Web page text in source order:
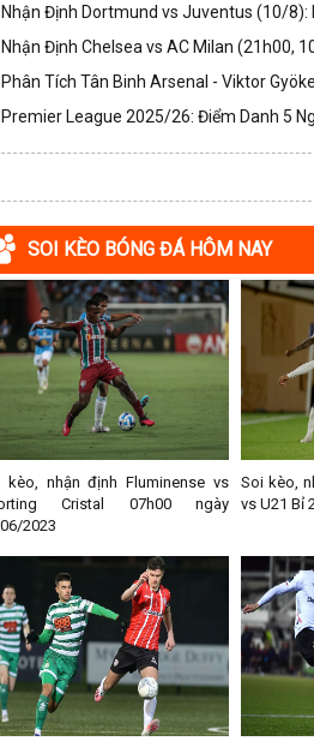
Nhận Định Dortmund vs Juventus (10/8):
Nhận Định Chelsea vs AC Milan (21h00,
Phân Tích Tân Binh Arsenal - Viktor
Premier League 2025/26: Điểm Danh 5
SOI KÈO BÓNG ĐÁ HÔM NAY
kèo, nhận định Fluminense vs
Cristal 07h00 ngày
2023
Soi kèo,
vs U21 Bỉ